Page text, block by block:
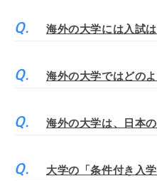
海外の大学には入試
海外の大学ではどの
海外の大学は、日本
大学の「条件付き入